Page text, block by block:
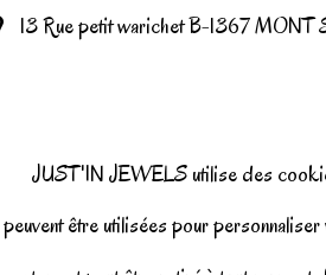
13 Rue petit warichet B-1367 MONT
JUST'IN JEWELS utilise des
être utilisées pour